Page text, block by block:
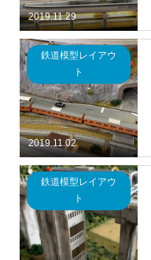
2019.11.29
2019.11.02
鉄道模型レイアウ
ト
鉄道模型レイアウ
ト